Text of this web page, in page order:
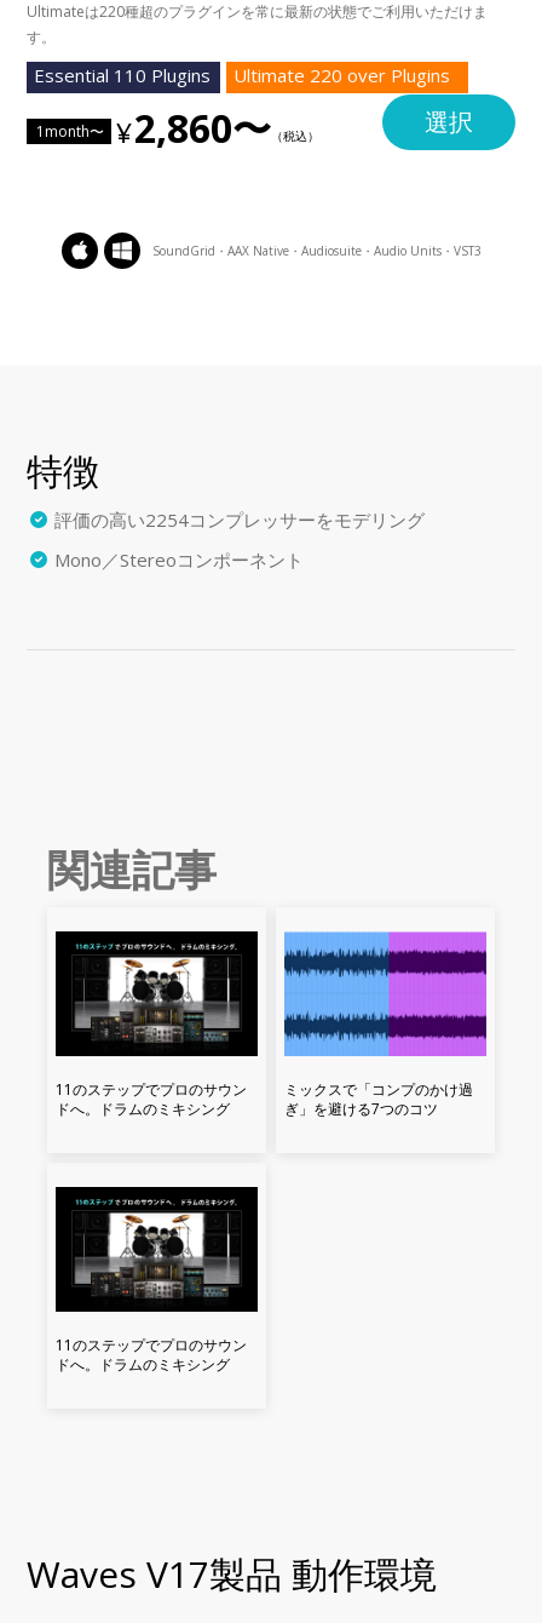
Ultimateは220種超のプラグインを常に最新の状態でご利用いただけま
す。
Essential 110 Plugins Ultimate 220 over Plugins
1month〜 2,860〜 選択
SoundGrid・AAX Native・Audiosuite・Audio Units・VST3
特徴
評価の高い2254コンプレッサーをモデリング
Mono／Stereoコンポーネント
関連記事
11のステップでプロのサウン
ドへ。ドラムのミキシング
ミックスで「コンプのかけ過
ぎ」を避ける7つのコツ
11のステップでプロのサウン
ドへ。ドラムのミキシング
Waves V17製品 動作環境